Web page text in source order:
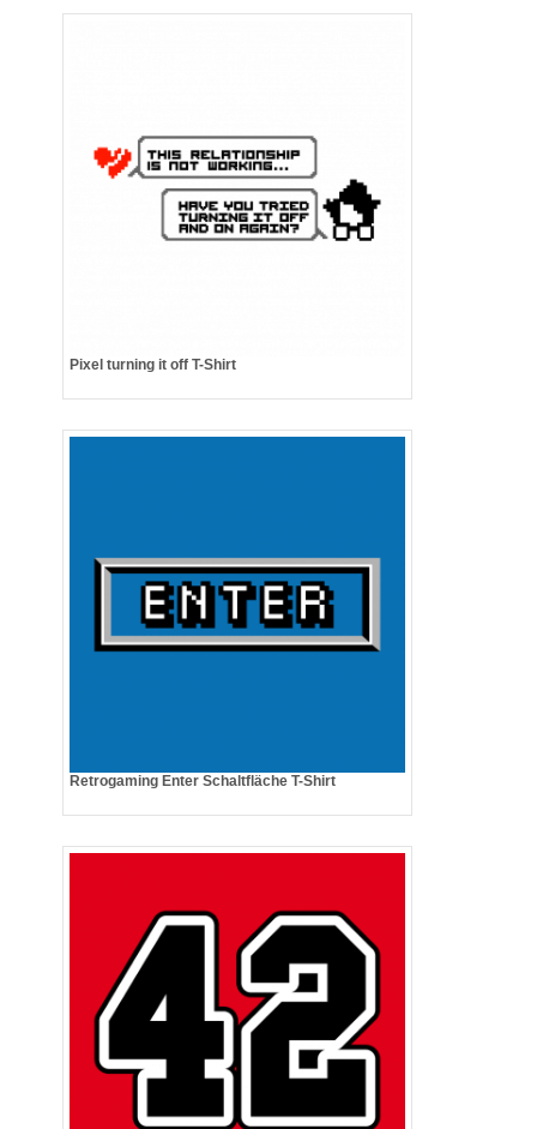
Pixel turning it off T-Shirt
Retrogaming Enter Schaltfläche T-Shirt